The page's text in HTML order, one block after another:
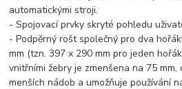
automatickými stroji.
- Spojovací prvky skryté pohledu
- Podpěrný rošt společný pro dva
mm (tzn. 397 x 290 mm pro jeden
vnitřními žebry je zmenšena na 75 mm,
menších nádob a umožňuje používání